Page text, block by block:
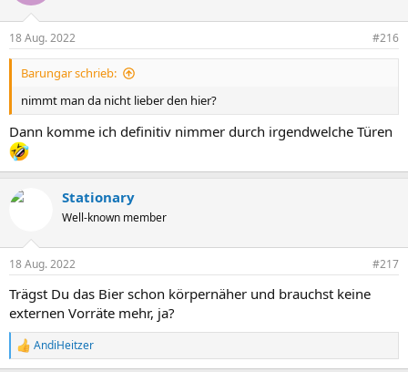
18 Aug. 2022 #216
Barungar schrieb:
nimmt man da nicht lieber den hier?
Dann komme ich definitiv nimmer durch irgendwelche Türen
Stationary
Well-known member
18 Aug. 2022 #217
Trägst Du das Bier schon körpernäher und brauchst keine
externen Vorräte mehr, ja?
R
e
AndiHeitzer